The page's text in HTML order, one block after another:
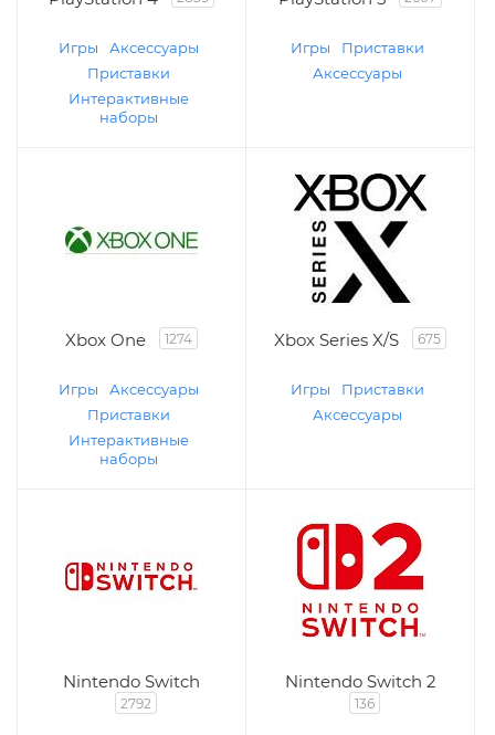
Игры
Аксессуары
Приставки
Интерактивные
наборы
Игры
Приставки
Аксессуары
Xbox One 1274
Игры
Аксессуары
Приставки
Интерактивные
наборы
Xbox Series X/S 675
Игры
Приставки
Аксессуары
Nintendo Switch
2792
Nintendo Switch 2
136